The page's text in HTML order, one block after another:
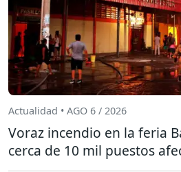
Actualidad • AGO 6 / 2026
Voraz incendio en la feria
cerca de 10 mil puestos